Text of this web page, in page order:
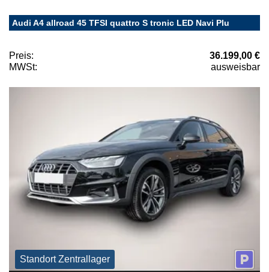
Audi A4 allroad 45 TFSI quattro S tronic LED Navi Plu
Preis:
36.199,00 €
MWSt:
ausweisbar
Standort Zentrallager